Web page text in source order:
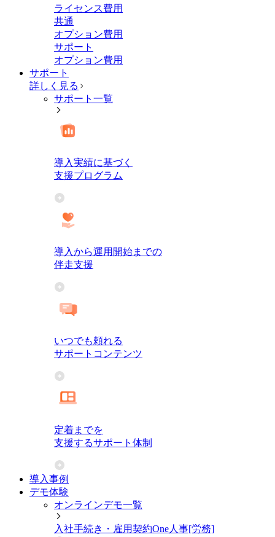
ライセンス費用
共通
オプション費用
サポート
オプション費用
サポート
詳しく見る
サポート一覧
導入実績に基づく
支援プログラム
導入から運用開始までの
伴走支援
いつでも頼れる
サポートコンテンツ
定着までを
支援するサポート体制
導入事例
デモ体験
オンラインデモ一覧
入社手続き・雇用契約One人事[労務]